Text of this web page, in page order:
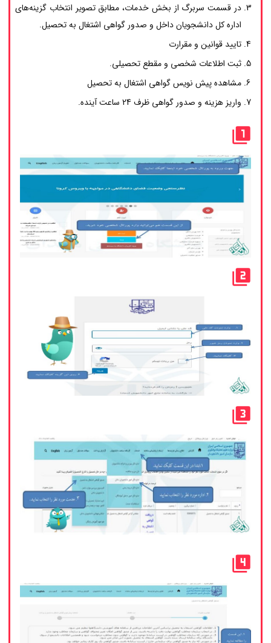
در قسمت سربرگ از بخش خدمات، مطابق تصویر انتخاب گزینه‌های
اداره کل دانشجویان داخل و صدور گواهی اشتغال به تحصیل.
تایید قوانین و مقرارت
ثبت اطلاعات شخصی و مقطع تحصیلی.
مشاهده پیش نویس گواهی اشتغال به تحصیل
واریز هزینه و صدور گواهی ظرف 24 ساعت آینده.